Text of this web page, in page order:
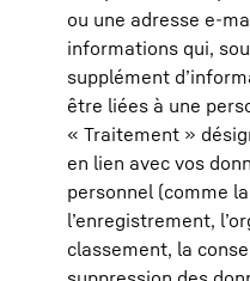
ou une adresse e-
informations qui,
supplément
être liées à une
« Traitement »
en lien avec vos
personnel (comme
l’enregistrement,
classement, la